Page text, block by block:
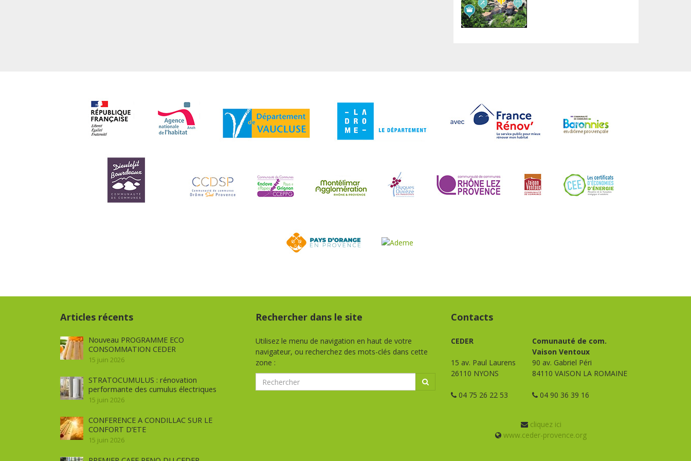
Articles récents
Nouveau PROGRAMME ECO
CONSOMMATION CEDER
15 juin 2026
STRATOCUMULUS : rénovation
performante des cumulus électriques
15 juin 2026
CONFERENCE A CONDILLAC SUR LE
CONFORT D’ETE
15 juin 2026
Rechercher dans le site
Utilisez le menu de navigation en haut de votre
navigateur, ou recherchez des mots-clés dans cette
zone :
Contacts
CEDER
15 av. Paul Laurens
26110 NYONS
04 75 26 22 53
Comunauté de com.
Vaison Ventoux
90 av. Gabriel Péri
84110 VAISON LA ROMAINE
04 90 36 39 16
cliquez ici
www.ceder-provence.org